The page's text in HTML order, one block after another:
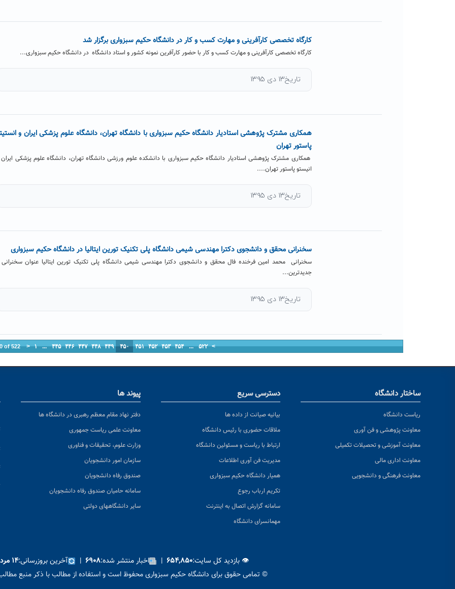
کارگاه تخصصی کارآفرینی و مهارت کسب و کار در دانشگاه حکیم سبزواری برگزار شد
کارگاه تخصصی کارآفرینی و مهارت کسب و کار با حضور کارآفرین نمونه کشور و استاد دانشگاه در دانشگاه حکیم سبزواری...
تاریخ۱۳ دی ۱۳۹۵
همکاری مشترک پژوهشی استادیار دانشگاه حکیم سبزواری با دانشگاه تهران، دانشگاه علوم پزشکی ایران و
پاستور تهران
همکاری مشترک پژوهشی استادیار دانشگاه حکیم سبزواری با دانشکده علوم ورزشی دانشگاه تهران، دانشگاه علوم پزشکی
انیستو پاستور تهران....
تاریخ۱۳ دی ۱۳۹۵
سخنرانی محقق و دانشجوی دکترا مهندسی شیمی دانشگاه پلی تکنیک تورین ایتالیا در دانشگاه حکیم سبزواری
سخنرانی محمد امین فرخنده فال محقق و دانشجوی دکترا مهندسی شیمی دانشگاه پلی تکنیک تورین ایتالیا عنوان
جدیدترین...
تاریخ۱۳ دی ۱۳۹۵
of 522 < ۱ ... ۴۴۵ ۴۴۶ ۴۴۷ ۴۴۸ ۴۴۹ ۴۵۰ ۴۵۱ ۴۵۲ ۴۵۳ ۴۵۴ ... ۵۲۲ >
ساختار دانشگاه
ریاست دانشگاه
معاونت پژوهشی و فن آوری
معاونت آموزشی و تحصیلات تکمیلی
معاونت اداری مالی
معاونت فرهنگی و دانشجویی
دسترسی سریع
بیانیه صیانت از داده ها
ملاقات حضوری با رئیس دانشگاه
ارتباط با ریاست و مسئولین دانشگاه
مدیریت فن آوری اطلاعات
همیار دانشگاه حکیم سبزواری
تکریم ارباب رجوع
سامانه گزارش اتصال به اینترنت
مهمانسرای دانشگاه
پیوند ها
دفتر نهاد مقام معظم رهبری در دانشگاه ها
معاونت علمی ریاست جمهوری
وزارت علوم، تحقیقات و فناوری
سازمان امور دانشجویان
صندوق رفاه دانشجویان
سامانه حامیان صندوق رفاه دانشجویان
سایر دانشگاههای دولتی
👁 بازدید کل سایت:۶۵۴,۸۵۰ | اخبار منتشر شده:۶۹۰۸ | آخرین بروزرسانی:۱۴ مرداد ۱۴۰۵
© تمامی حقوق برای دانشگاه حکیم سبزواری محفوظ است و استفاده از مطالب با ذکر منبع